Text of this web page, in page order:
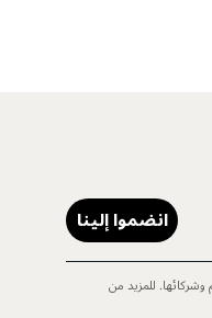
انضموا إلينا
للمزيد من